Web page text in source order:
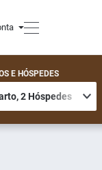
E HÓSPEDES